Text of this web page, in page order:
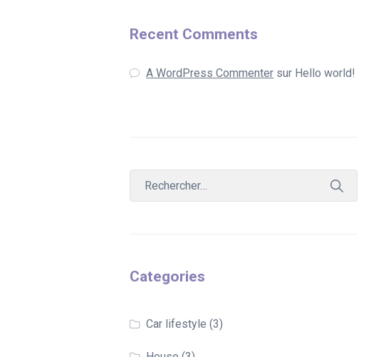
Recent Comments
A WordPress Commenter sur Hello world!
Categories
Car lifestyle (3)